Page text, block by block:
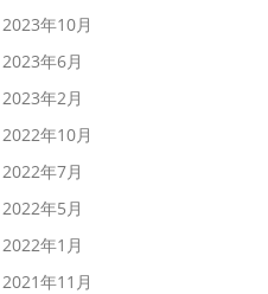
2023年10月
2023年6月
2023年2月
2022年10月
2022年7月
2022年5月
2022年1月
2021年11月